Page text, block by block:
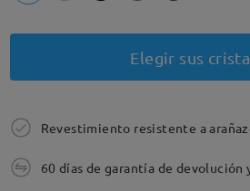
Elegir sus
Revestimiento resistente a
60 días de garantía de devolución